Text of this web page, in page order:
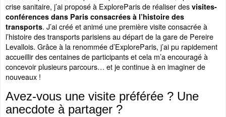
crise sanitaire, j’ai proposé à ExploreParis de réaliser des visites-
conférences dans Paris consacrées à l’histoire des
transports. J’ai créé et animé une première visite consacrée à
l’histoire des transports parisiens au départ de la gare de Pereire
Levallois. Grâce à la renommée d’ExploreParis, j’ai pu rapidement
accueillir des centaines de participants et cela m’a encouragé à
concevoir plusieurs parcours… et je continue à en imaginer de
nouveaux !
Avez-vous une visite préférée ? Une
anecdote à partager ?